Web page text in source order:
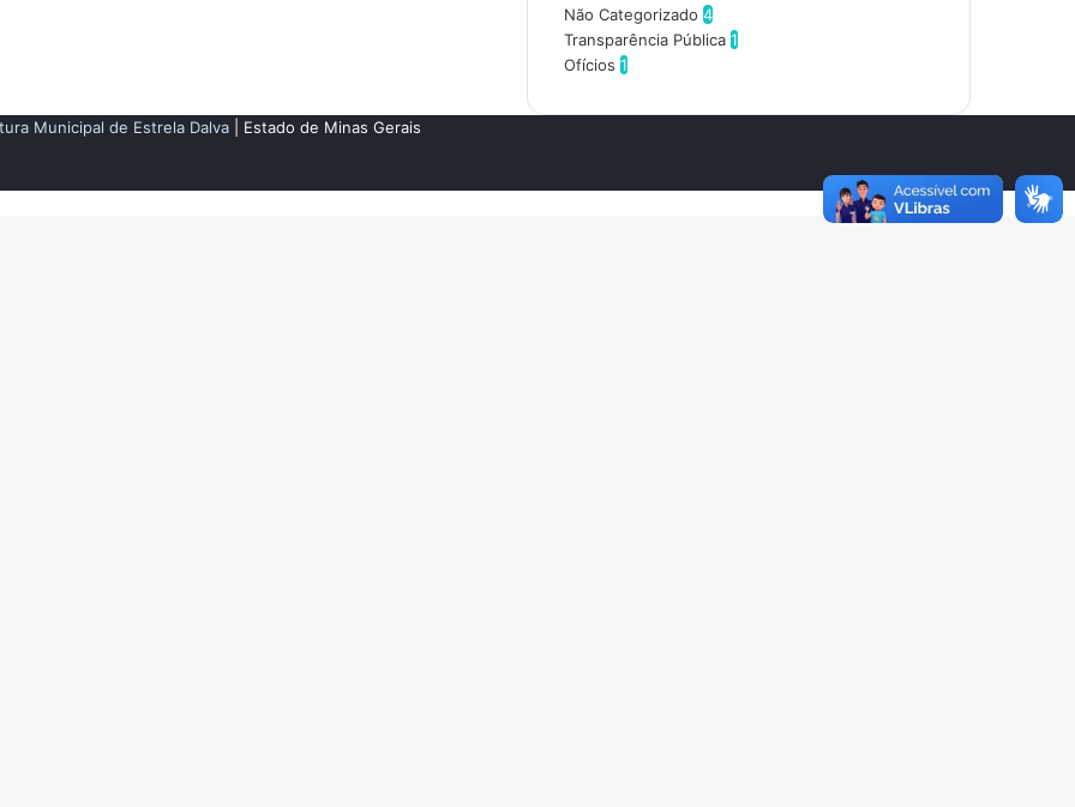
m
a
i
Não Categorizado 4
Transparência Pública 1
Ofícios 1
Municipal de Estrela Dalva | Estado de Minas Gerais